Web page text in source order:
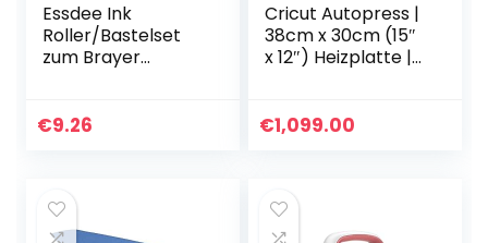
Essdee Ink
Roller/Bastelset
zum Brayer
€9.26
Cricut Autopress |
38cm x 30cm (15″
x 12″) Heizplatte |
Professionelle
Infusible Ink und
Sublimation,
€1,099.00